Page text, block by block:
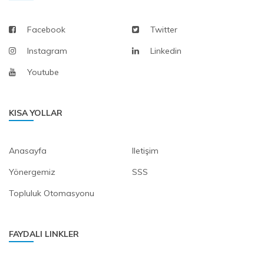
Chemical Engineering Society
Robotics and Automation Society
Siber Güvenlik Topluluğu
Facebook
Twitter
Instagram
Linkedin
Youtube
KISA YOLLAR
Anasayfa
Iletişim
Yönergemiz
SSS
Topluluk Otomasyonu
FAYDALI LINKLER